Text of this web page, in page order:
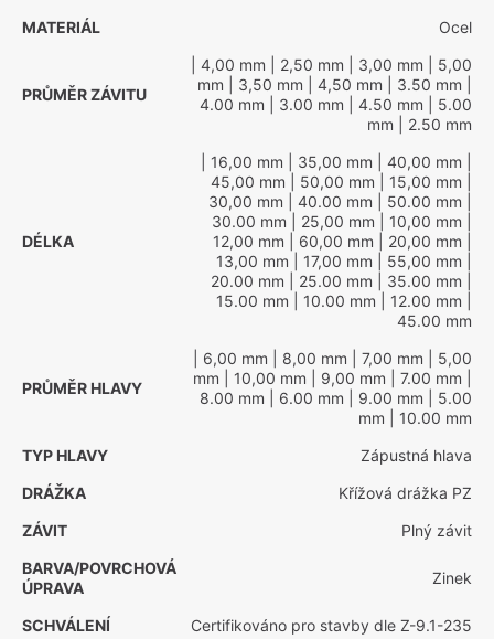
MATERIÁL
Ocel
PRŮMĚR ZÁVITU
| 4,00 mm | 2,50 mm | 3,00 mm | 5,00
mm | 3,50 mm | 4,50 mm | 3.50 mm
4.00 mm | 3.00 mm | 4.50 mm | 5.00
mm | 2.50 mm
DÉLKA
| 16,00 mm | 35,00 mm | 40,00 mm
45,00 mm | 50,00 mm | 15,00 mm
30,00 mm | 40.00 mm | 50.00 mm
30.00 mm | 25,00 mm | 10,00 mm
12,00 mm | 60,00 mm | 20,00 mm
13,00 mm | 17,00 mm | 55,00 mm
20.00 mm | 25.00 mm | 35.00 mm
15.00 mm | 10.00 mm | 12.00 mm
45.00 mm
PRŮMĚR HLAVY
| 6,00 mm | 8,00 mm | 7,00 mm | 5,00
mm | 10,00 mm | 9,00 mm | 7.00 mm
8.00 mm | 6.00 mm | 9.00 mm | 5.00
mm | 10.00 mm
TYP HLAVY
Zápustná hlava
DRÁŽKA
Křížová drážka PZ
ZÁVIT
Plný závit
BARVA/POVRCHOVÁ
ÚPRAVA
Zinek
SCHVÁLENÍ Certifikováno pro stavby dle Z-9.1-235